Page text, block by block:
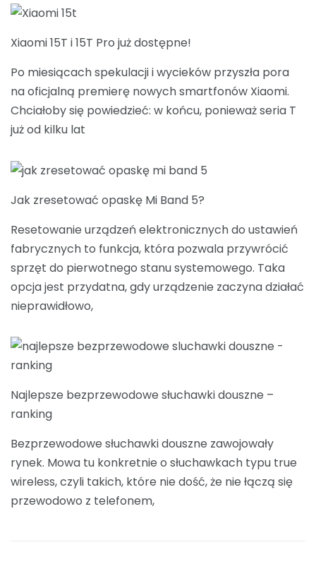
Xiaomi 15T i 15T Pro już dostępne!
Po miesiącach spekulacji i wycieków przyszła pora
na oficjalną premierę nowych smartfonów Xiaomi.
Chciałoby się powiedzieć: w końcu, ponieważ seria T
już od kilku lat
Jak zresetować opaskę Mi Band 5?
Resetowanie urządzeń elektronicznych do ustawień
fabrycznych to funkcja, która pozwala przywrócić
sprzęt do pierwotnego stanu systemowego. Taka
opcja jest przydatna, gdy urządzenie zaczyna działać
nieprawidłowo,
Najlepsze bezprzewodowe słuchawki douszne –
ranking
Bezprzewodowe słuchawki douszne zawojowały
rynek. Mowa tu konkretnie o słuchawkach typu true
wireless, czyli takich, które nie dość, że nie łączą się
przewodowo z telefonem,